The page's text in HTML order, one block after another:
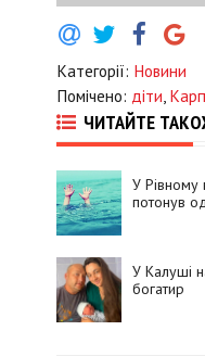
Категорії: Новини
Помічено: діти,
ЧИТАЙТЕ
У Рівному
потонув
У Калуші
богатир